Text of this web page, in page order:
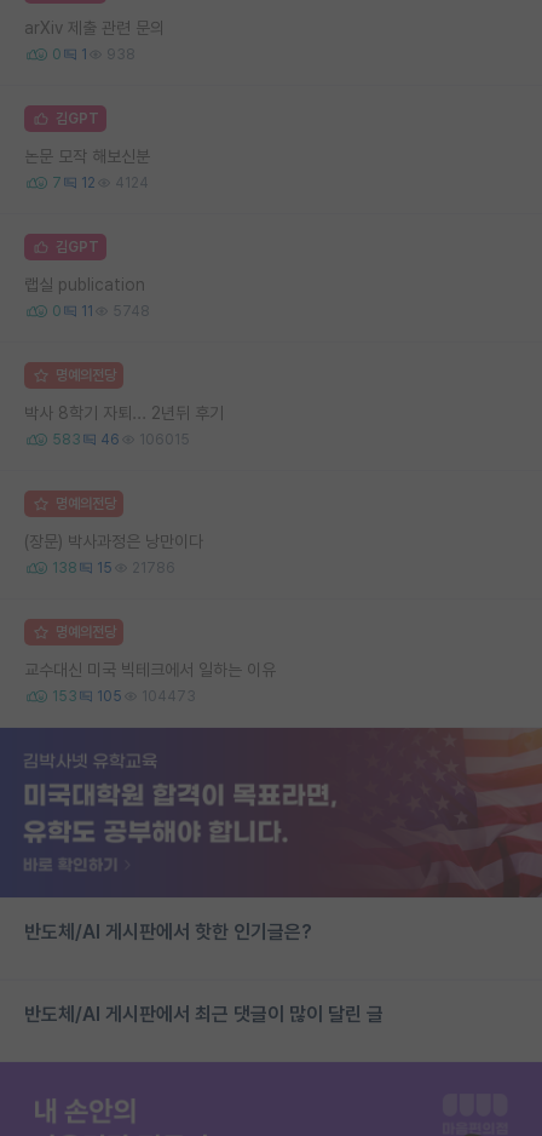
arXiv 제출 관련 문의
0 1 938
김GPT
논문 모작 해보신분
7 12 4124
김GPT
랩실 publication
0 11 5748
명예의전당
박사 8학기 자퇴... 2년뒤 후기
583 46 106015
명예의전당
(장문) 박사과정은 낭만이다
138 15 21786
명예의전당
교수대신 미국 빅테크에서 일하는 이유
153 105 104473
반도체/AI 게시판에서 핫한 인기글은?
반도체/AI 게시판에서 최근 댓글이 많이 달린 글